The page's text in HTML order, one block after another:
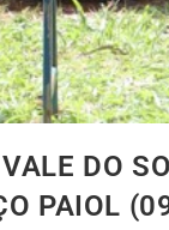
DO
PAIOL